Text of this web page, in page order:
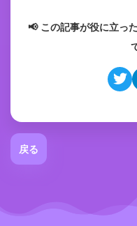
📢 この記事が役に立っ
戻る